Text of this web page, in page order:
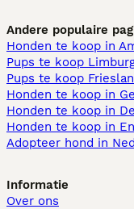
Andere populaire
Honden te koop in
Pups te koop
Pups te koop
Honden te koop in
Honden te koop in
Honden te koop in
Adopteer hond in
Informatie
Over ons